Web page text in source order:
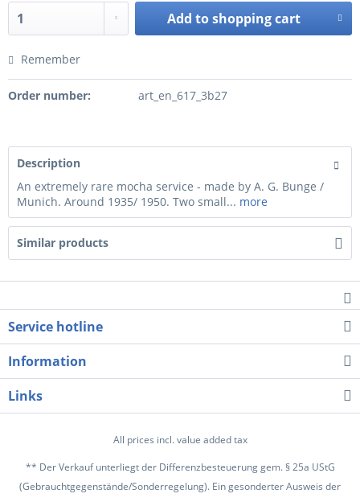
Add toshopping cart
Remember
Order number: art_en_617_3b27
Description
An extremely rare mocha service - made by A. G. Bunge /
Munich. Around 1935/ 1950. Two small... more
Similar products
Service hotline
Information
Links
All prices incl. value added tax
** Der Verkauf unterliegt der Differenzbesteuerung gem. § 25a UStG
(Gebrauchtgegenstände/Sonderregelung). Ein gesonderter Ausweis der